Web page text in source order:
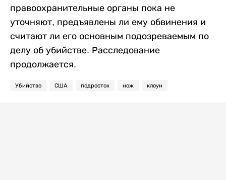
правоохранительные органы пока не
уточняют, предъявлены ли ему обвинения и
считают ли его основным подозреваемым по
делу об убийстве. Расследование
продолжается.
Убийство США подросток нож клоун